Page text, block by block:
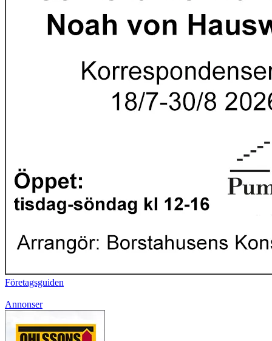
Företagsguiden
Annonser